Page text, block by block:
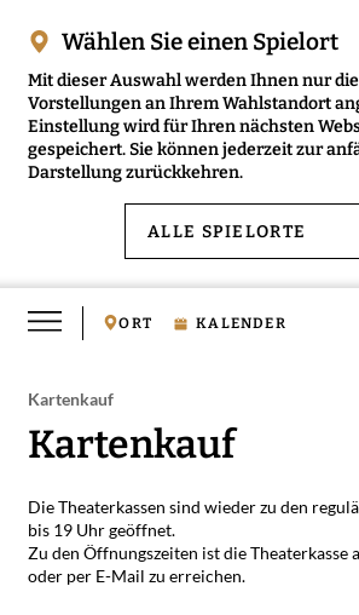
ORT KALENDER
Wählen Sie einen Spielort
Mit dieser Auswahl werden Ihnen nur
Vorstellungen an Ihrem Wahlstandort
Einstellung wird für Ihren nächsten
gespeichert. Sie können jederzeit zur
Darstellung zurückkehren.
wählen:
NIEDERRHEINISCHE SINFONIKER
MEDIEN ÖFFNEN
Kartenkauf
Kartenkauf
Die Theaterkassen sind wieder zu den
bis 19 Uhr geöffnet.
Zu den Öffnungszeiten ist die Theaterkasse
oder per E-Mail zu erreichen.